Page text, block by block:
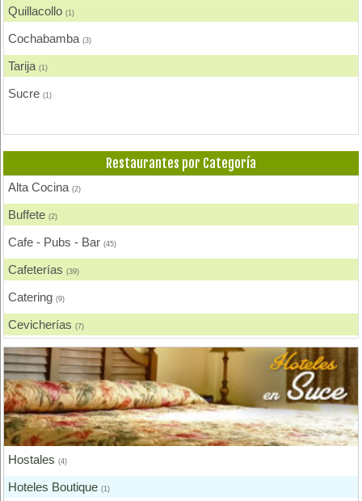
Quillacollo(1)
Cochabamba(3)
Tarija(1)
Sucre(1)
Restaurantes por Categoría
Alta Cocina(2)
Buffete(2)
Cafe - Pubs - Bar(45)
Cafeterías(39)
Catering(9)
Cevicherías(7)
Chicharronerías(8)
Chifas, Comida China(2)
Churrasquerías(28)
Comida Árabe(3)
Comida Brasilera
Comida Coreana(1)
Hostales(4)
Hoteles Boutique(1)